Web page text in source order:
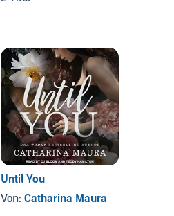
Until You
Von:Catharina Maura